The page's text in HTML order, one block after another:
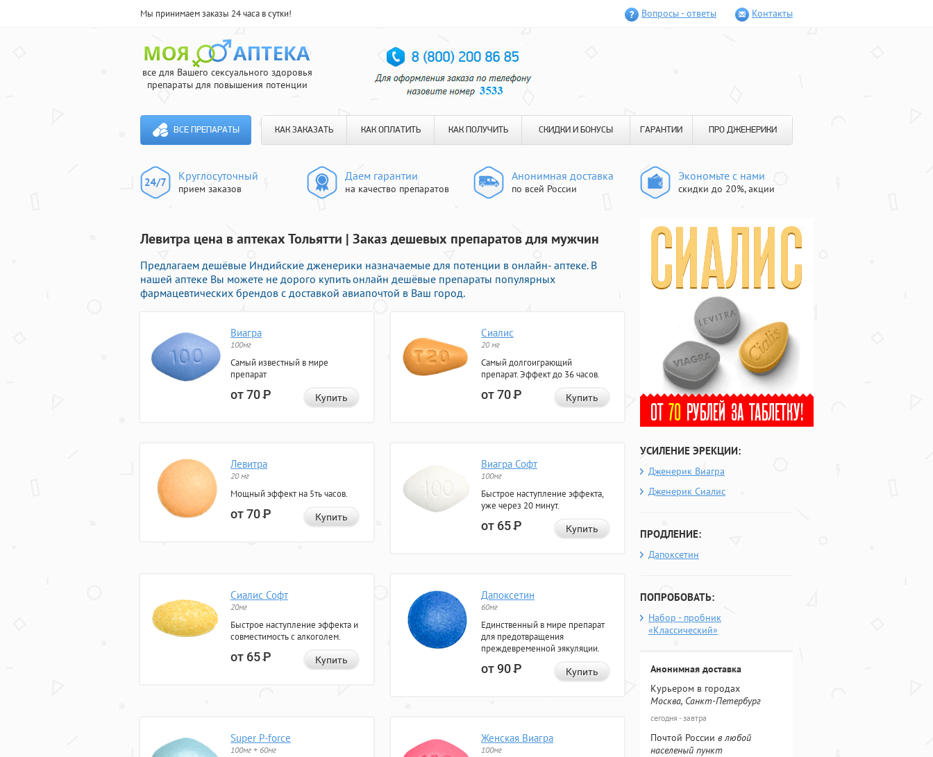
Мы принимаем заказы 24 часа в сутки! Вопросы - ответы Контакты
все для Вашего сексуального здоровья
препараты для повышения потенции
ВСЕ ПРЕПАРАТЫ КАК ЗАКАЗАТЬ КАК ОПЛАТИТЬ КАК ПОЛУЧИТЬ СКИДКИ И БОНУСЫ ГАРАНТИИ ПРО ДЖЕНЕРИКИ
Круглосуточный
прием заказов
Даем гарантии
на качество препаратов
Анонимная доставка
по всей России
Экономьте с нами
скидки до 20%, акции
Левитра цена в аптеках Тольятти | Заказ дешевых препаратов для мужчин
Предлагаем дешёвые Индийские дженерики назначаемые для потенции в онлайн- аптеке. В
нашей аптеке Вы можете не дорого купить онлайн дешёвые препараты популярных
фармацевтических брендов с доставкой авиапочтой в Ваш город.
Виагра
100мг
Самый известный в мире
препарат
от 70Р Купить
Сиалис
20 мг
Самый долгоиграющий
препарат. Эффект до 36 часов.
от 70Р Купить
Левитра
20 мг
Мощный эффект на 5ть часов.
от 70Р Купить
Виагра Софт
100мг
Быстрое наступление эффекта,
уже через 20 минут.
от 65Р Купить
Сиалис Софт
20мг
Быстрое наступление эффекта и
совместимость с алкоголем.
от 65Р Купить
Дапоксетин
60мг
Единственный в мире препарат
для предотвращения
преждевременной эякуляции.
от 90Р Купить
Super P-force
100мг + 60мг
Женская Виагра
100мг
УСИЛЕНИЕ ЭРЕКЦИИ:
Дженерик Виагра
Дженерик Сиалис
ПРОДЛЕНИЕ:
Дапоксетин
ПОПРОБОВАТЬ:
Набор - пробник
«Классический»
Анонимная доставка
Курьером в городах
Москва, Санкт-Петербург
сегодня - завтра
Почтой России в любой
населеный пункт